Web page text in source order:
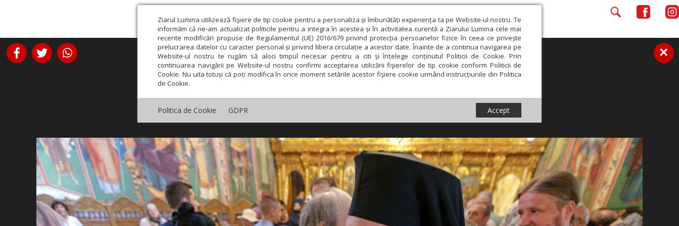
Ziarul Lumina utilizează fişiere de tip cookie pentru a personaliza și îmbunătăți experiența ta pe Website-ul nostru. Te
informăm că ne-am actualizat politicile pentru a integra în acestea și în activitatea curentă a Ziarului Lumina cele mai
recente modificări propuse de Regulamentul (UE) 2016/679 privind protecția persoanelor fizice în ceea ce privește
prelucrarea datelor cu caracter personal și privind libera circulație a acestor date. Înainte de a continua navigarea pe
Website-ul nostru te rugăm să aloci timpul necesar pentru a citi și înțelege conținutul Politicii de Cookie. Prin
continuarea navigării pe Website-ul nostru confirmi acceptarea utilizării fişierelor de tip cookie conform Politicii de
Cookie. Nu uita totuși că poți modifica în orice moment setările acestor fişiere cookie urmând instrucțiunile din Politica
de Cookie.
Politica de Cookie GDPR Accept
×